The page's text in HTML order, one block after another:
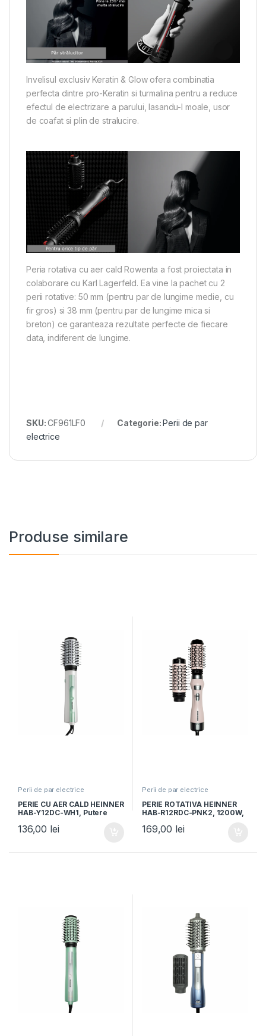
Invelisul exclusiv Keratin & Glow ofera combinatia
perfecta dintre pro-Keratin si turmalina pentru a reduce
efectul de electrizare a parului, lasandu-l moale, usor
de coafat si plin de stralucire.
Peria rotativa cu aer cald Rowenta a fost proiectata in
colaborare cu Karl Lagerfeld. Ea vine la pachet cu 2
perii rotative: 50 mm (pentru par de lungime medie, cu
fir gros) si 38 mm (pentru par de lungime mica si
breton) ce garanteaza rezultate perfecte de fiecare
data, indiferent de lungime.
SKU:CF961LF0 Categorie:Perii de par
electrice
Produse similare
Perii de par electrice
PERIE CU AER CALD HEINNER
HAB-Y12DC-WH1, Putere
de putere, Ionizare, Functie
136,00 lei
Perii de par electrice
PERIE ROTATIVA HEINNER
HAB-R12RDC-PNK2, 1200W,
Invelis ceramic, Roz/Gri
169,00 lei